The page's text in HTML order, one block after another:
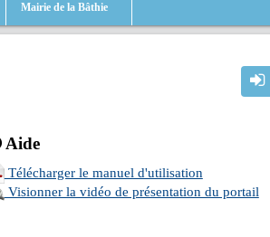
Mairie de la Bâthie
Aide
Télécharger le manuel d'utilisation
Visionner la vidéo de présentation du portail